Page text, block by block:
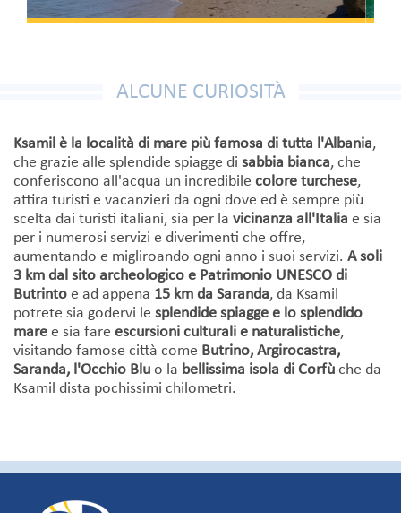
ALCUNE CURIOSITÀ
Ksamil è la località di mare più famosa di tutta l'Albania,
che grazie alle splendide spiagge di sabbia bianca, che
conferiscono all'acqua un incredibile colore turchese,
attira turisti e vacanzieri da ogni dove ed è sempre più
scelta dai turisti italiani, sia per la vicinanza all'Italia e sia
per i numerosi servizi e diverimenti che offre,
aumentando e migliroando ogni anno i suoi servizi. A soli
3 km dal sito archeologico e Patrimonio UNESCO di
Butrinto e ad appena 15 km da Saranda, da Ksamil
potrete sia godervi le splendide spiagge e lo splendido
mare e sia fare escursioni culturali e naturalistiche,
visitando famose città come Butrino, Argirocastra,
Saranda, l'Occhio Blu o la bellissima isola di Corfù che da
Ksamil dista pochissimi chilometri.